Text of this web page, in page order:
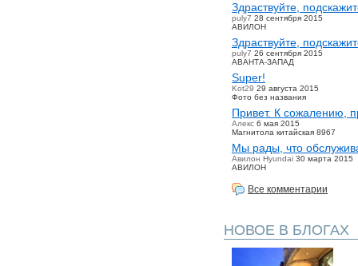
Здраствуйте,
puly7 28 сентября 2015
АВИЛОН
Здраствуйте,
puly7 26 сентября 2015
АВАНТА-ЗАПАД
Super!
Kot29 29 августа 2015
Фото без названия
Привет. К сожалению,
Алекс 6 мая 2015
Магнитола китайская 8967
Мы рады, что
Авилон Hyundai 30 марта 2015
АВИЛОН
Все комментарии
НОВОЕ В БЛОГАХ